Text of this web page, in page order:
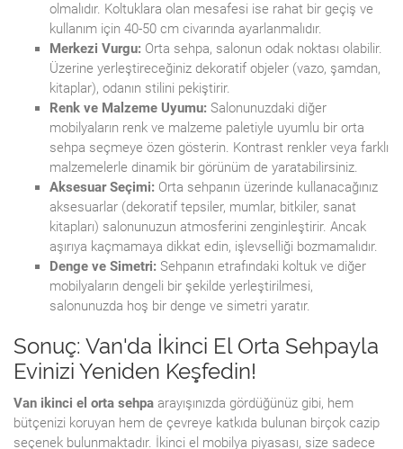
olmalıdır. Koltuklara olan mesafesi ise rahat bir geçiş ve
kullanım için 40-50 cm civarında ayarlanmalıdır.
Merkezi Vurgu: Orta sehpa, salonun odak noktası olabilir.
Üzerine yerleştireceğiniz dekoratif objeler (vazo, şamdan,
kitaplar), odanın stilini pekiştirir.
Renk ve Malzeme Uyumu: Salonunuzdaki diğer
mobilyaların renk ve malzeme paletiyle uyumlu bir orta
sehpa seçmeye özen gösterin. Kontrast renkler veya farklı
malzemelerle dinamik bir görünüm de yaratabilirsiniz.
Aksesuar Seçimi: Orta sehpanın üzerinde kullanacağınız
aksesuarlar (dekoratif tepsiler, mumlar, bitkiler, sanat
kitapları) salonunuzun atmosferini zenginleştirir. Ancak
aşırıya kaçmamaya dikkat edin, işlevselliği bozmamalıdır.
Denge ve Simetri: Sehpanın etrafındaki koltuk ve diğer
mobilyaların dengeli bir şekilde yerleştirilmesi,
salonunuzda hoş bir denge ve simetri yaratır.
Sonuç: Van'da İkinci El Orta Sehpayla
Evinizi Yeniden Keşfedin!
Van ikinci el orta sehpa arayışınızda gördüğünüz gibi, hem
bütçenizi koruyan hem de çevreye katkıda bulunan birçok cazip
seçenek bulunmaktadır. İkinci el mobilya piyasası, size sadece